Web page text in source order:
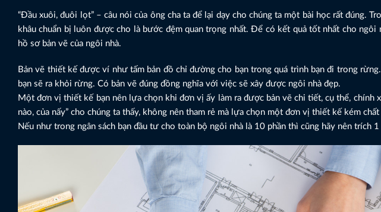
“Đầu xuôi, đuôi lọt” – câu nói của ông cha ta để lại dạy cho chúng ta một bài học rất đúng.
khâu chuẩn bị luôn được cho là bước đệm quan trọng nhất. Để có kết quả tốt nhất cho ngôi
hồ sơ bản vẽ của ngôi nhà.
Bản vẽ thiết kế được ví như tấm bản đồ chỉ đường cho bạn trong quá trình bạn đi trong
bạn sẽ ra khỏi rừng. Có bản vẽ đúng đồng nghĩa với việc sẽ xây được ngôi nhà đẹp.
Một đơn vị thiết kế bạn nên lựa chọn khi đơn vị ấy làm ra được bản vẽ chi tiết, cụ thể, chính
nào, của nấy” cho chúng ta thấy, không nên tham rẻ mà lựa chọn một đơn vị thiết kế kém
Nếu như trong ngân sách bạn đầu tư cho toàn bộ ngôi nhà là 10 phần thì cũng hãy nên trích